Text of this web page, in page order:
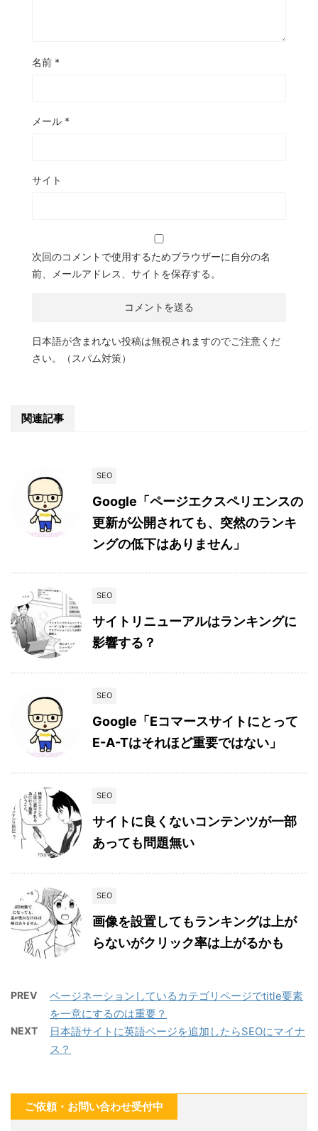
名前 *
メール *
サイト
次回のコメントで使用するためブラウザーに自分の名
前、メールアドレス、サイトを保存する。
日本語が含まれない投稿は無視されますのでご注意くだ
さい。（スパム対策）
関連記事
SEO
Google「ページエクスペリエンスの
更新が公開されても、突然のランキ
ングの低下はありません」
SEO
サイトリニューアルはランキングに
影響する？
SEO
Google「Eコマースサイトにとって
E-A-Tはそれほど重要ではない」
SEO
サイトに良くないコンテンツが一部
あっても問題無い
SEO
画像を設置してもランキングは上が
らないがクリック率は上がるかも
PREV
ページネーションしているカテゴリページでtitle要素
を一意にするのは重要？
NEXT
日本語サイトに英語ページを追加したらSEOにマイナ
ス？
ご依頼・お問い合わせ受付中